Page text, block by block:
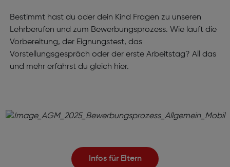
Bestimmt hast du oder dein Kind Fragen zu unseren
Lehrberufen und zum Bewerbungsprozess. Wie läuft die
Vorbereitung, der Eignungstest, das
Vorstellungsgespräch oder der erste Arbeitstag? All das
und mehr erfährst du gleich hier.
Infos für Eltern